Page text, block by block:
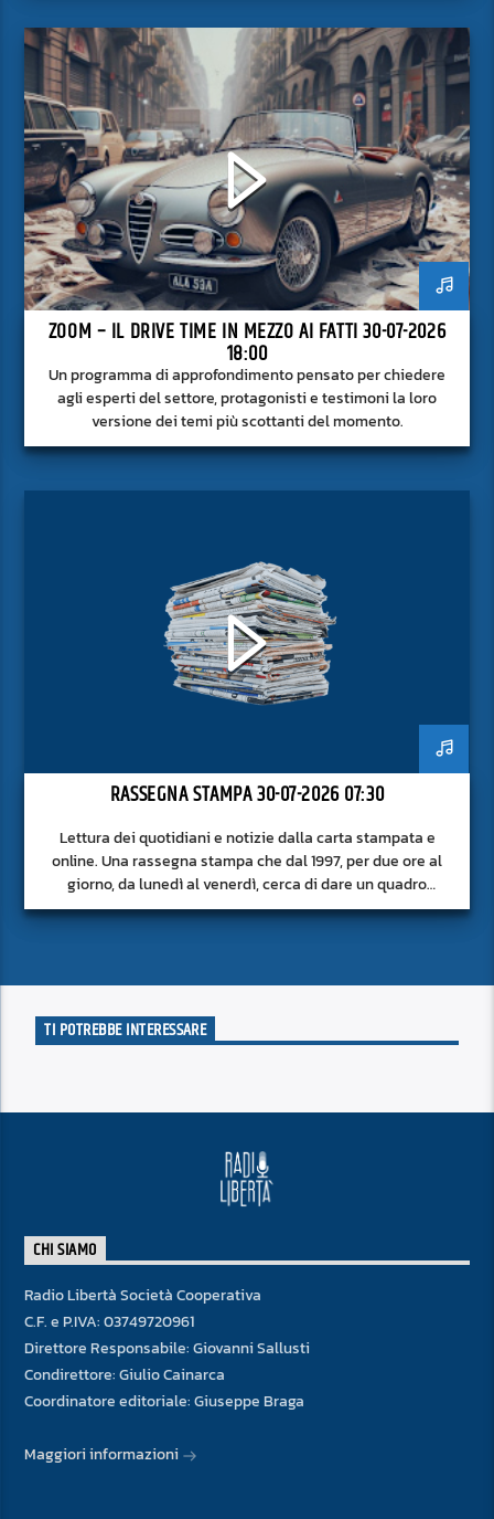
ZOOM – IL DRIVE TIME IN MEZZO AI FATTI 30-07-2026
18:00
Un programma di approfondimento pensato per chiedere
agli esperti del settore, protagonisti e testimoni la loro
versione dei temi più scottanti del momento.
RASSEGNA STAMPA 30-07-2026 07:30
Lettura dei quotidiani e notizie dalla carta stampata e
online. Una rassegna stampa che dal 1997, per due ore al
giorno, da lunedì al venerdì, cerca di dare un quadro
approfondito delle notizie del giorno, senza fermarsi alla
TI POTREBBE INTERESSARE
CHI SIAMO
Radio Libertà Società Cooperativa
C.F. e P.IVA: 03749720961
Direttore Responsabile: Giovanni Sallusti
Condirettore: Giulio Cainarca
Coordinatore editoriale: Giuseppe Braga
Maggiori informazioni